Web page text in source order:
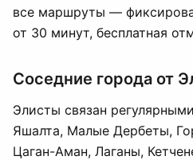
все маршруты —
от 30 минут, бесплатная
Соседние города от
Элисты связан
Яшалта, Малые Дербеты,
Цаган-Аман, Лаганы,